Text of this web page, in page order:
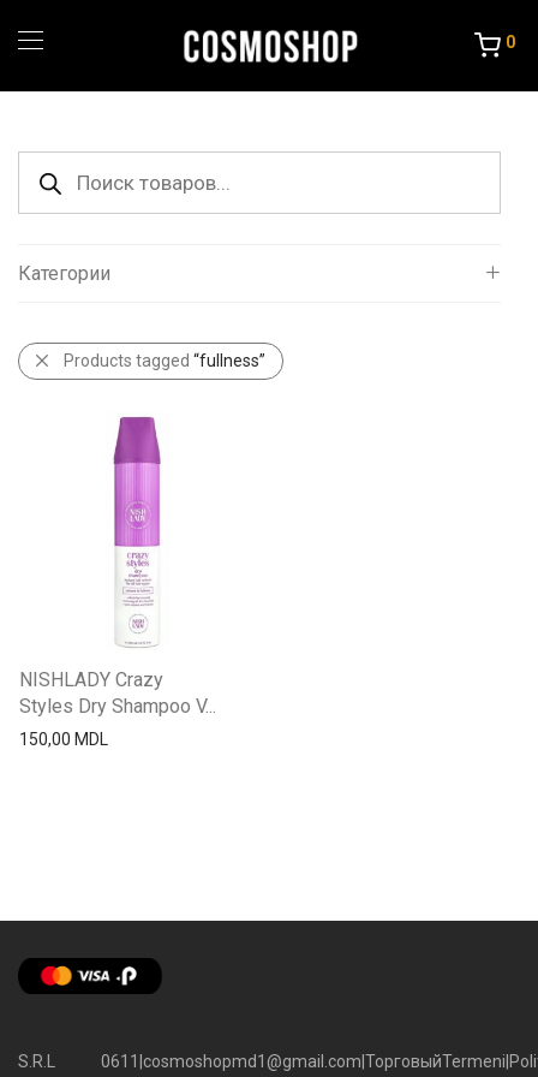
0
Поиск
товаров
Категории
Все
Уход за волосами
Порошок и крема
Краска и Океслители
Другие товары
Products tagged “fullness”
NISHLADY Crazy
Styles Dry Shampoo V...
150,00 MDL
S.R.L 0611 cosmoshopmd1@gmail.com ТорговыйTermeni